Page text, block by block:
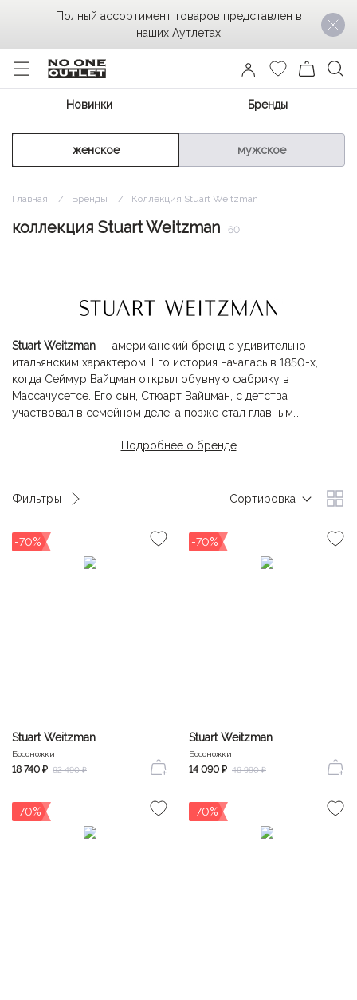
Новинки Бренды
женское мужское
Главная Бренды Коллекция Stuart Weitzman
коллекция Stuart Weitzman 60
Stuart Weitzman — американский бренд с удивительно
итальянским характером. Его история началась в 1850-х,
когда Сеймур Вайцман открыл обувную фабрику в
Массачусетсе. Его сын, Стюарт Вайцман, с детства
участвовал в семейном деле, а позже стал главным
странах, а туфли и босоножки бренда можно увидеть на
Оскара до Coachella.
Stuart Weitzmanизвестен своими лимитированными
Подробнее о бренде
Фильтры Сортировка
-70%
Stuart Weitzman
Босоножки
18 740 ₽ 62 490 ₽
-70%
Stuart Weitzman
Босоножки
14 090 ₽ 46 990 ₽
-70% -70%
Полный ассортимент товаров представлен в
наших Аутлетах